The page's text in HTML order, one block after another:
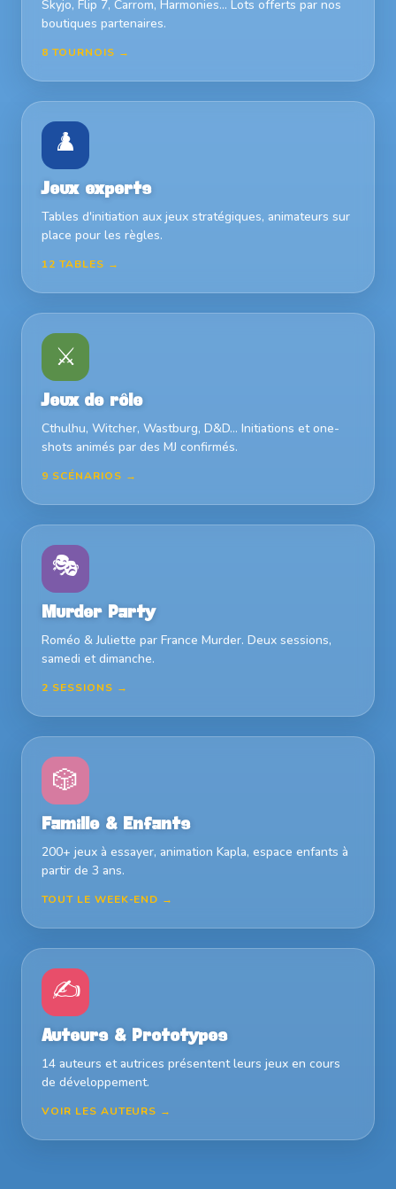
Skyjo, Flip 7, Carrom, Harmonies… Lots offerts par nos
boutiques partenaires.
8 TOURNOIS →
♟️
Jeux experts
Tables d'initiation aux jeux stratégiques, animateurs sur
place pour les règles.
12 TABLES →
⚔️
Jeux de rôle
Cthulhu, Witcher, Wastburg, D&D… Initiations et one-
shots animés par des MJ confirmés.
9 SCÉNARIOS →
🎭
Murder Party
Roméo & Juliette par France Murder. Deux sessions,
samedi et dimanche.
2 SESSIONS →
🎲
Famille & Enfants
200+ jeux à essayer, animation Kapla, espace enfants à
partir de 3 ans.
TOUT LE WEEK-END →
✍️
Auteurs & Prototypes
14 auteurs et autrices présentent leurs jeux en cours
de développement.
VOIR LES AUTEURS →